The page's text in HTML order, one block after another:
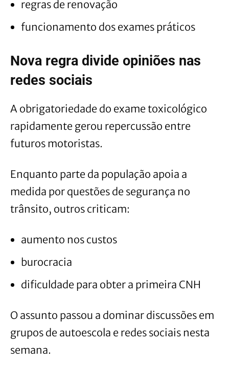
regras de renovação
funcionamento dos exames práticos
Nova regra divide opiniões nas
redes sociais
A obrigatoriedade do exame toxicológico
rapidamente gerou repercussão entre
futuros motoristas.
Enquanto parte da população apoia a
medida por questões de segurança no
trânsito, outros criticam:
aumento nos custos
burocracia
dificuldade para obter a primeira CNH
O assunto passou a dominar discussões em
grupos de autoescola e redes sociais nesta
semana.